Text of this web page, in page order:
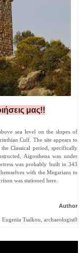
μας!!
sea level on the slopes of
Culf. The site appears to
Classical period, specifically
Aigosthena was under
was probably built in 343
with the Megarians to
was stationed here.
Author
Eugenia Tsalkou, archaeologist0